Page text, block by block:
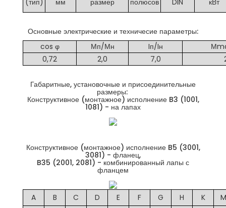
(тип) мм размер полюсов DIN кВт
Основные электрические и техничесие параметры:
cos φ
Мп/Мн Iп/Iн
0,72
2,0 7,0
Габаритные, установочные и присоединительные
размеры:
Конструктивное (монтажное) исполнение B3 (1001,
1081) - на лапах
Конструктивное (монтажное) исполнение B5 (3001,
3081) - фланец,
B35 (2001, 2081) - комбинированный лапы с
фланцем
A B C D E F G H K
M